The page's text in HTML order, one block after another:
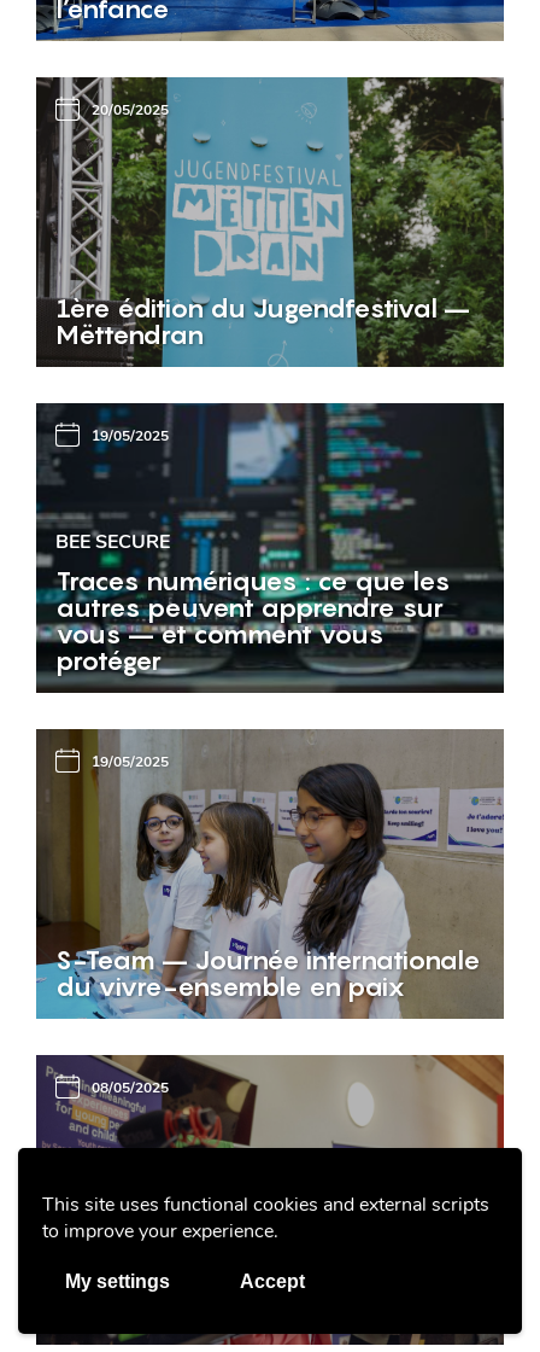
This site uses functional cookies and external scripts
to improve your experience.
My settings Accept
l’enfance
20/05/2025
1ère édition du Jugendfestival –
Mëttendran
19/05/2025
BEE SECURE
Traces numériques : ce que les
autres peuvent apprendre sur
vous – et comment vous
protéger
19/05/2025
S-Team – Journée internationale
du vivre-ensemble en paix
08/05/2025
Plateforme du label de qualité
Conseil de l’Europe (06. et